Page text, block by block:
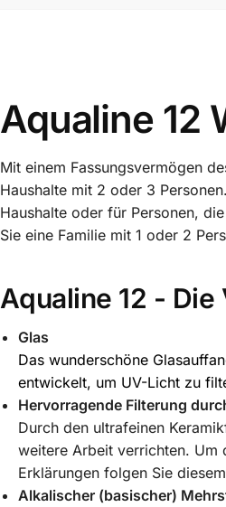
Aqualine 12
Mit einem Fassungsvermögen
Haushalte mit 2 oder 3
Haushalte oder für Personen,
Sie eine Familie mit 1 oder 2
Aqualine 12 - Die
Glas
Das wunderschöne
entwickelt, um UV-Licht zu
Hervorragende Filterung
Durch den ultrafeinen
weitere Arbeit verrichten. Um
Erklärungen folgen Sie diesem
Alkalischer (basischer)